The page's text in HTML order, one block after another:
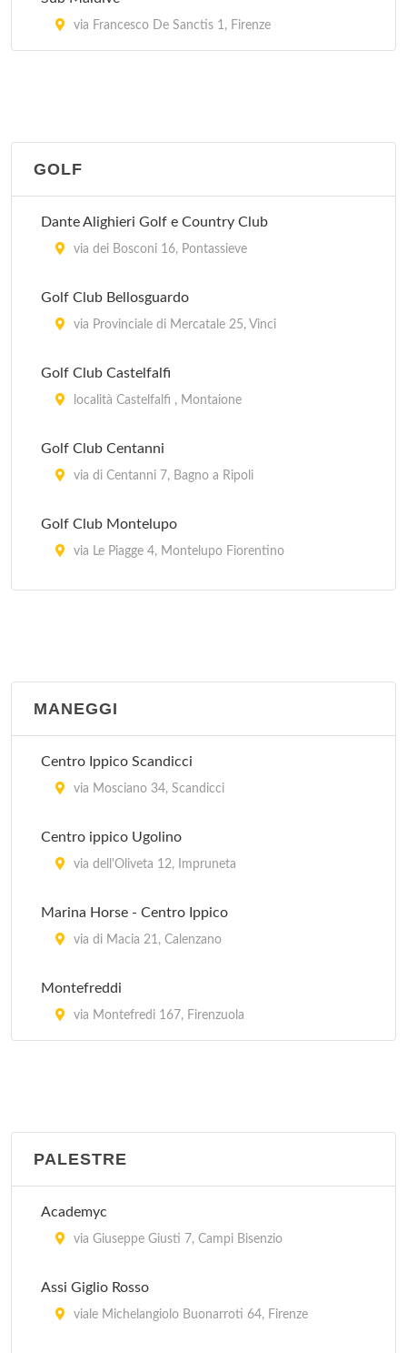
via Francesco De Sanctis 1, Firenze
GOLF
Dante Alighieri Golf e Country Club
via dei Bosconi 16, Pontassieve
Golf Club Bellosguardo
via Provinciale di Mercatale 25, Vinci
Golf Club Castelfalfi
località Castelfalfi , Montaione
Golf Club Centanni
via di Centanni 7, Bagno a Ripoli
Golf Club Montelupo
via Le Piagge 4, Montelupo Fiorentino
via San Gavino 27, Scarperia
MANEGGI
Centro Ippico Scandicci
via Mosciano 34, Scandicci
Centro ippico Ugolino
via dell'Oliveta 12, Impruneta
Marina Horse - Centro Ippico
via di Macia 21, Calenzano
Montefreddi
via Montefredi 167, Firenzuola
PALESTRE
Academyc
via Giuseppe Giusti 7, Campi Bisenzio
Assi Giglio Rosso
viale Michelangiolo Buonarroti 64, Firenze